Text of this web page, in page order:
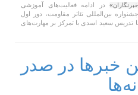
در ادامه فعالیت‌های آموزشی
بین‌المللی تئاتر مقاومت، دور اول
تدریس سعید اسدی با تمرکز بر مهارت‌های
خبرها در صدر